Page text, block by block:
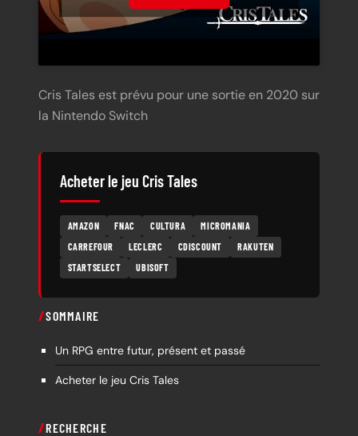
Cris Tales est prévu pour une sortie en 2020 sur
la Nintendo Switch
Acheter le jeu Cris Tales
AMAZON FNAC CULTURA
MICROMANIA
CARREFOUR
LECLERC CDISCOUNT
RAKUTEN
STARTSELECT
UBISOFT
SOMMAIRE
Un RPG entre futur, présent et passé
Acheter le jeu Cris Tales
RECHERCHE